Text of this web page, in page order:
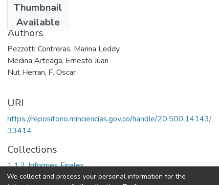
Thumbnail
Available
2005
Authors
Pezzotti Contreras, Marina Leddy
Medina Arteaga, Ernesto Juan
Nut Herran, F. Oscar
URI
https://repositorio.minciencias.gov.co/handle/20.500.14143/
33414
Collections
1.1.2. Informes Finales
We collect and process your personal information for the